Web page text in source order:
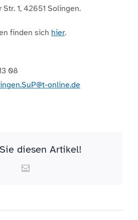
1, 42651 Solingen.
finden sich hier.
08
online.de
diesen Artikel!
Email